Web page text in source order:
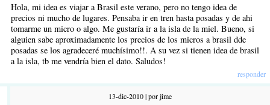
Hola, mi idea es viajar a Brasil este verano, pero no tengo idea de
precios ni mucho de lugares. Pensaba ir en tren hasta posadas y de ahi
tomarme un micro o algo. Me gustaría ir a la isla de la miel. Bueno, si
alguien sabe aproximadamente los precios de los micros a brasil dde
posadas se los agradeceré muchísimo!!. A su vez si tienen idea de brasil
a la isla, tb me vendría bien el dato. Saludos!
responder
13-dic-2010 | por jime